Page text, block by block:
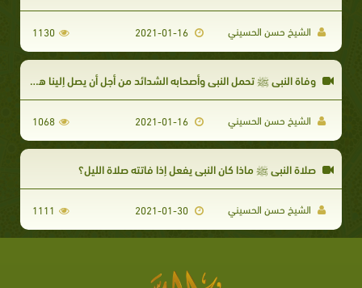
الشيخ حسن الحسيني 2021-01-16
1130
وفاة النبي ﷺ تحمل النبي وأصحابه الشدائد من أجل أن يصل إلينا هذا الدين
الشيخ حسن الحسيني 2021-01-16
1068
صلاة النبي ﷺ ماذا كان النبي يفعل إذا فاتته صلاة الليل؟
الشيخ حسن الحسيني 2021-01-30
1111